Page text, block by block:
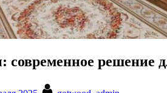
современное решение